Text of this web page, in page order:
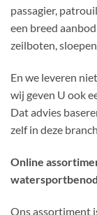
passagier,
een breed
zeilboten,
En we leveren
wij geven U ook
Dat advies
zelf in deze
Online
Ons assortiment